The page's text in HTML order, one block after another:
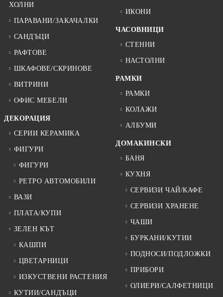
ХОЛНИ
ПАРАВАНИ/ЗАКАЧАЛКИ
САНДЪЦИ
РАФТОВЕ
ШКАФОВЕ/СКРИНОВЕ
ВИТРИНИ
ОФИС МЕБЕЛИ
ДЕКОРАЦИЯ
СЕРИИ КЕРАМИКА
ФИГУРИ
ФИГУРИ
РЕТРО АВТОМОБИЛИ
ВАЗИ
ПЛАТА/КУПИ
ЗЕЛЕН КЪТ
КАШПИ
ЦВЕТАРНИЦИ
ИЗКУСТВЕНИ РАСТЕНИЯ
КУТИИ/САНДЪЦИ
ИКОНИ
ЧАСОВНИЦИ
СТЕННИ
НАСТОЛНИ
РАМКИ
РАМКИ
КОЛАЖИ
АЛБУМИ
ДОМАКИНСКИ
БАНЯ
КУХНЯ
СЕРВИЗИ ЧАЙ/КАФЕ
СЕРВИЗИ ХРАНЕНЕ
ЧАШИ
БУРКАНИ/КУТИИ
ПОДНОСИ/ПОДЛОЖКИ
ПРИБОРИ
ОЛИЕРИ/САЛФЕТНИЦИ